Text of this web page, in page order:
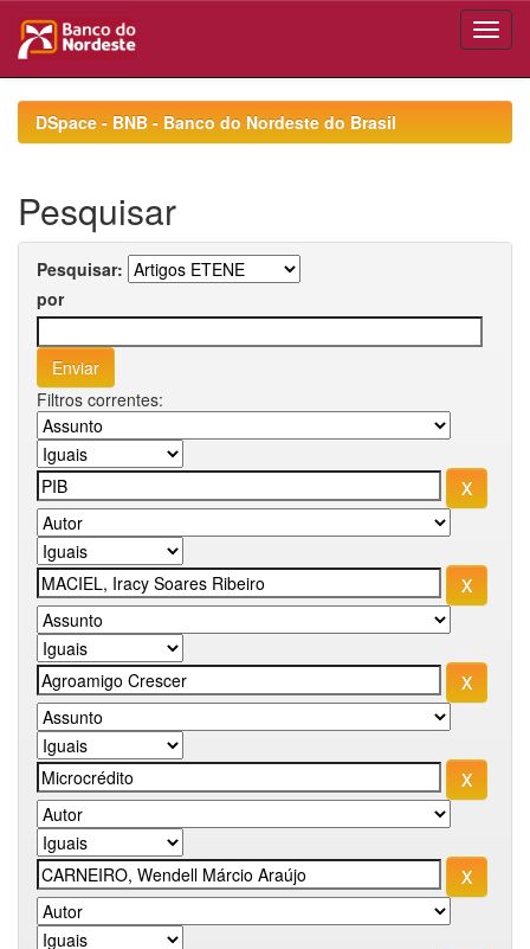
navigationDSpace - BNB - Banco do Nordeste do Brasil
Pesquisar
Pesquisar:
por
Filtros correntes: